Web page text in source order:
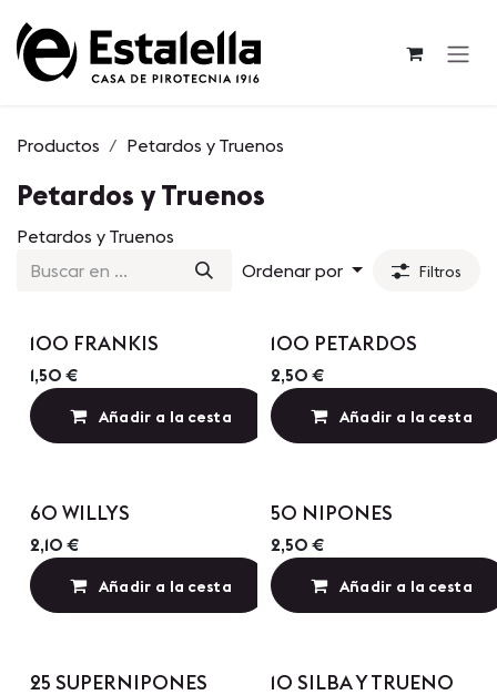
Productos Petardos y Truenos
Petardos y Truenos
Petardos y Truenos
Ordenar por
Filtros
Precio por Cantidad
100 FRANKIS
1,50 €
Añadir a la cesta Añadir a lista de
Precio por Cantidad
100 PETARDOS
2,50 €
Añadir a la cesta
Precio por Cantidad
60 WILLYS
2,10 €
Añadir a la cesta Añadir a lista de
Precio por Cantidad
50 NIPONES
2,50 €
Añadir a la cesta
25 SUPERNIPONES 10 SILBA Y TRUENO